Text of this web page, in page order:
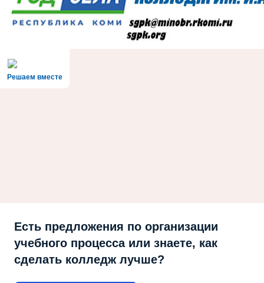
Решаем вместе
Есть предложения по организации
учебного процесса или знаете, как
сделать колледж лучше?